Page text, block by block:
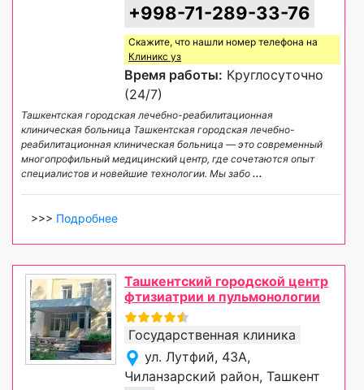
+998-71-289-33-76
Скажите, что нашли номер телефона на
Клиникс уз
Время работы: Круглосуточно
(24/7)
Ташкентская городская лечебно-реабилитационная
клиническая больница Ташкентская городская лечебно-
реабилитационная клиническая больница — это современный
многопрофильный медицинский центр, где сочетаются опыт
специалистов и новейшие технологии. Мы забо ...
>>> Подробнее
Ташкентский городской центр
фтизиатрии и пульмонологии
Государственная клиника
ул. Лутфий, 43А,
Чиланзарский район, Ташкент